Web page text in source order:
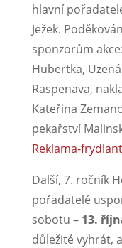
hlavní
Ježek.
sponzorům
Hubertka,
Raspenava,
Kateřina
pekařství
Reklama-
Další, 7. ročník
pořadatelé
sobotu – 13.
důležité vyhrát,